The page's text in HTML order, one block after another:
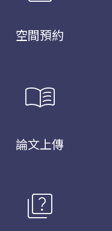
空間預約
menu_book
論文上傳
quiz